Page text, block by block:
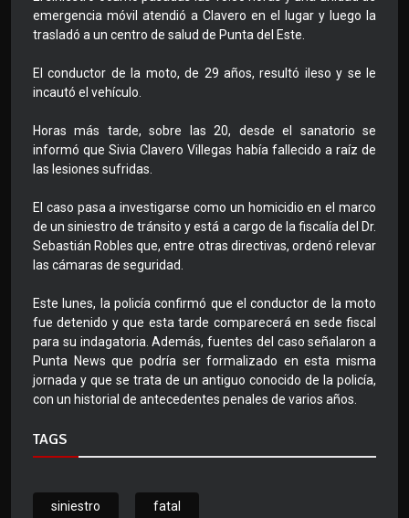
emergencia móvil atendió a Clavero en el lugar y luego la
trasladó a un centro de salud de Punta del Este.
El conductor de la moto, de 29 años, resultó ileso y se le
incautó el vehículo.
Horas más tarde, sobre las 20, desde el sanatorio se
informó que Sivia Clavero Villegas había fallecido a raíz de
las lesiones sufridas.
El caso pasa a investigarse como un homicidio en el marco
de un siniestro de tránsito y está a cargo de la fiscalía del Dr.
Sebastián Robles que, entre otras directivas, ordenó relevar
las cámaras de seguridad.
Este lunes, la policía confirmó que el conductor de la moto
fue detenido y que esta tarde comparecerá en sede fiscal
para su indagatoria. Además, fuentes del caso señalaron a
Punta News que podría ser formalizado en esta misma
jornada y que se trata de un antiguo conocido de la policía,
con un historial de antecedentes penales de varios años.
TAGS
siniestro fatal